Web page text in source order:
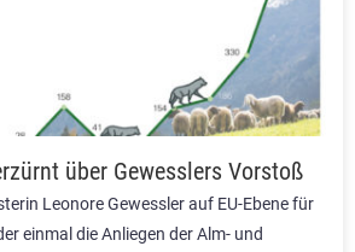
über Gewesslers Vorstoß
Leonore Gewessler auf EU-Ebene für
einmal die Anliegen der Alm- und